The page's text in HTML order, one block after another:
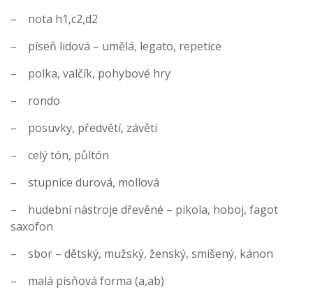
– nota h1,c2,d2
– píseň lidová – umělá, legato, repetice
– polka, valčík, pohybové hry
– rondo
– posuvky, předvětí, závětí
– celý tón, půltón
– stupnice durová, mollová
– hudební nástroje dřevěné – pikola, hoboj, fagot
saxofon
– sbor – dětský, mužský, ženský, smíšený, kánon
– malá písňová forma (a,ab)